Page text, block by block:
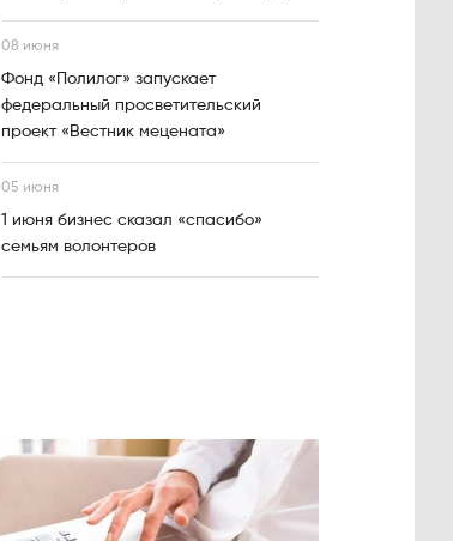
08 июня
Фонд «Полилог» запускает
федеральный просветительский
проект «Вестник мецената»
05 июня
1 июня бизнес сказал «спасибо»
семьям волонтеров